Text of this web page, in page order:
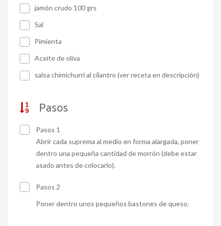
jamón crudo 100 grs
Sal
Pimienta
Aceite de oliva
salsa chimichurri al cilantro (ver receta en descripción)
Pasos
Pasos 1
Abrir cada suprema al medio en forma alargada, poner
dentro una pequeña cantidad de morrón (debe estar
asado antes de colocarlo).
Pasos 2
Poner dentro unos pequeños bastones de queso.